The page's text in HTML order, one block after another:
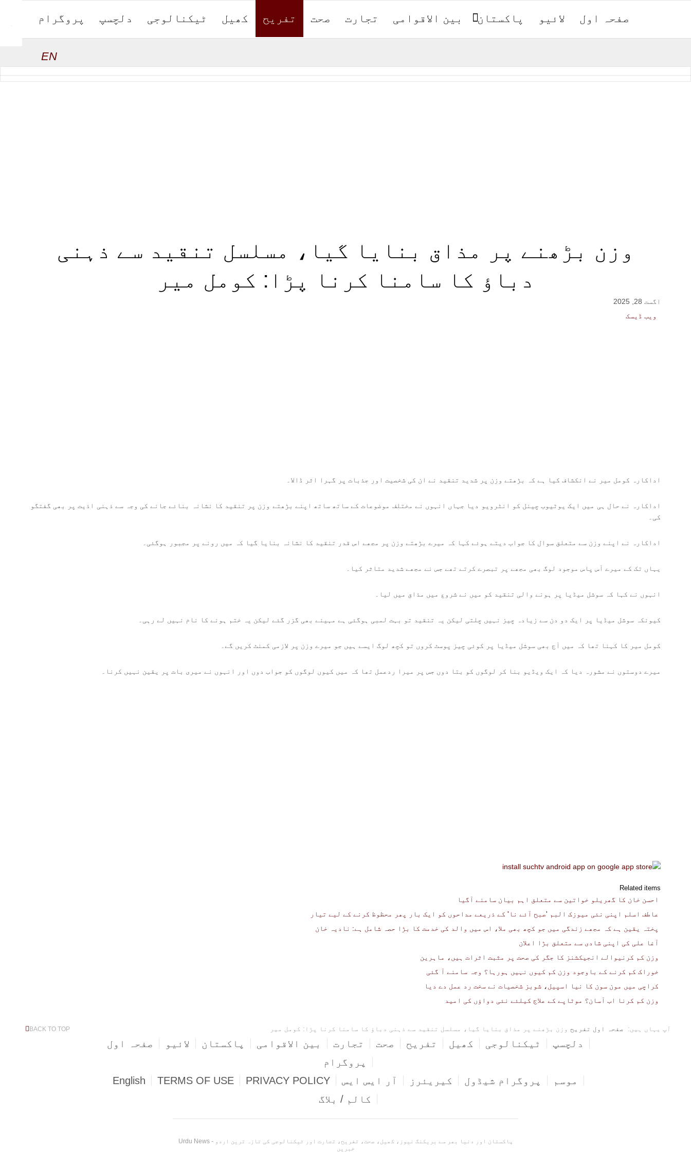
صفحہ اول لائیو پاکستان بین الاقوامی تجارت صحت تفریح کھیل ٹیکنالوجی دلچسپ پروگرام
EN
وزن بڑھنے پر مذاق بنایا گیا، مسلسل تنقید سے ذہنی
دباؤ کا سامنا کرنا پڑا: کومل میر
اگست 28, 2025
ویب ڈیسک
اداکارہ کومل میر نے انکشاف کیا ہے کہ بڑھتے وزن پر شدید تنقید نے ان کی شخصیت اور جذبات پر گہرا اثر ڈالا۔
اداکارہ نے حال ہی میں ایک یوٹیوب چینل کو انٹرویو دیا جہاں انہوں نے مختلف موضوعات کے ساتھ ساتھ اپنے بڑھتے وزن پر تنقید کا نشانہ بنائے جانے کی وجہ سے ذہنی اذیت پر بھی گفتگو
کی۔
اداکارہ نے اپنے وزن سے متعلق سوال کا جواب دیتے ہوئے کہا کہ میرے بڑھتے وزن پر مجھے اس قدر تنقید کا نشانہ بنایا گیا کہ میں رونے پر مجبور ہوگئی۔
یہاں تک کے میرے آس پاس موجود لوگ بھی مجھے پر تبصرے کرتے تھے جس نے مجھے شدید متاثر کیا۔
انہوں نے کہا کہ سوشل میڈیا پر ہونے والی تنقید کو میں نے شروع میں مذاق میں لیا۔
کیونکہ سوشل میڈیا پر ایک دو دن سے زیادہ چیز نہیں چلتی لیکن یہ تنقید تو بہت لمبی ہوگئی ہے مہینے بھی گزر گئے لیکن یہ ختم ہونے کا نام نہیں لے رہی۔
کومل میر کا کہنا تھا کہ میں آج بھی سوشل میڈیا پر کوئی چیز پوسٹ کروں تو کچھ لوگ ایسے ہیں جو میرے وزن پر لازمی کمنٹ کریں گے۔
میرے دوستوں نے مشورہ دیا کہ ایک ویڈیو بنا کر لوگوں کو بتا دوں جس پر میرا ردعمل تھا کہ میں کیوں لوگوں کو جواب دوں اور انہوں نے میری بات پر یقین نہیں کرنا۔
Related items
احسن خان کا گھریلو خواتین سے متعلق اہم بیان سامنے آگیا
عاطف اسلم اپنی نئی میوزک البم 'صبح آئے نا' کے ذریعے مداحوں کو ایک بار پھر محظوظ کرنے کے لیے تیار
پختہ یقین ہے کہ مجھے زندگی میں جو کچھ بھی ملا، اس میں والد کی خدمت کا بڑا حصہ شامل ہے: نادیہ خان
آغا علی کی اپنی شادی سے متعلق بڑا اعلان
وزن کم کرنیوالے انجیکشنز کا جگر کی صحت پر مثبت اثرات ہیں، ماہرین
خوراک کم کرنے کے باوجود وزن کم کیوں نہیں ہورہا؟ وجہ سامنے آ گئی
کراچی میں مون سون کا نیا اسپیل، شوبز شخصیات نے سخت رد عمل دے دیا
وزن کم کرنا اب آسان؟ موٹاپے کے علاج کیلئے نئی دواؤں کی امید
آپ یہاں ہیں: صفحہ اول تفریح وزن بڑھنے پر مذاق بنایا گیا، مسلسل تنقید سے ذہنی دباؤ کا سامنا کرنا پڑا: کومل میر BACK TO TOP
صفحہ اول لائیو پاکستان بین الاقوامی تجارت صحت تفریح کھیل ٹیکنالوجی
دلچسپ
پروگرام
English
TERMS OF USE PRIVACY POLICY آر ایس ایس کیریئرز پروگرام شیڈول
موسم
کالم / بلاگ
Urdu News - پاکستان اور دنیا بھر سے بریکنگ نیوز، کھیل، صحت، تفریح، تجارت اور ٹیکنالوجی کی تازہ ترین اردو
خبریں